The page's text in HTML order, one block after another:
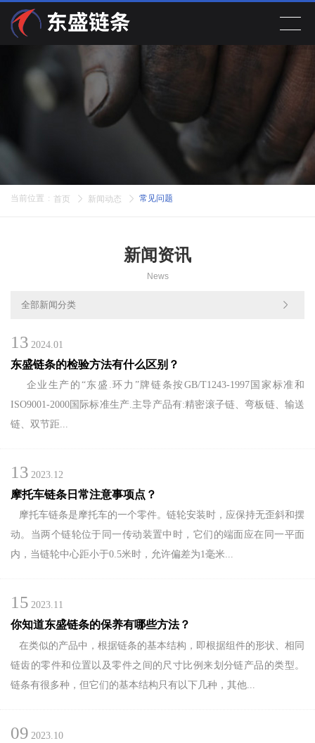
新闻动态
联系我们
当前位置 : 首页 新闻动态 常见问题
新闻资讯
News
全部新闻分类
13 2024.01
东盛链条的检验方法有什么区别？
企业生产的“东盛.环力”牌链条按GB/T1243-1997国家标准和
ISO9001-2000国际标准生产.主导产品有:精密滚子链、弯板链、输送
链、双节距...
13 2023.12
摩托车链条日常注意事项点？
摩托车链条是摩托车的一个零件。链轮安装时，应保持无歪斜和摆
动。当两个链轮位于同一传动装置中时，它们的端面应在同一平面
内，当链轮中心距小于0.5米时，允许偏差为1毫米...
15 2023.11
你知道东盛链条的保养有哪些方法？
在类似的产品中，根据链条的基本结构，即根据组件的形状、相同
链齿的零件和位置以及零件之间的尺寸比例来划分链产品的类型。
链条有很多种，但它们的基本结构只有以下几种，其他...
09 2023.10